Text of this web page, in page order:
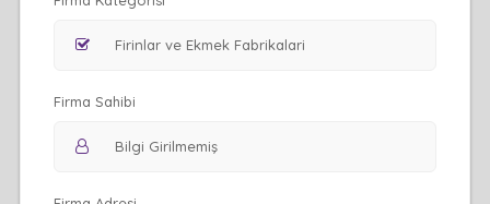
Firma Sahibi